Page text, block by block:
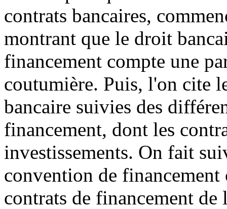
contrats bancaires,
montrant que le droit
financement compte une
coutumière. Puis, l'on cite
bancaire suivies des
financement, dont les
investissements. On fait
convention de
contrats de financement